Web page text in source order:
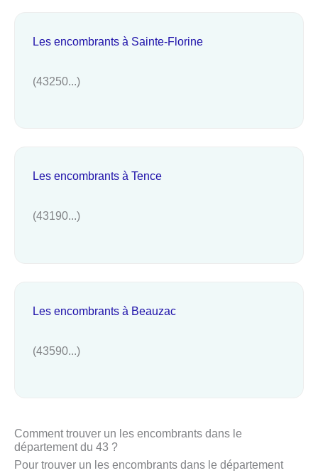
Les encombrants à Sainte-Florine
(43250...)
Les encombrants à Tence
(43190...)
Les encombrants à Beauzac
(43590...)
Comment trouver un les encombrants dans le
département du 43 ?
Pour trouver un les encombrants dans le département